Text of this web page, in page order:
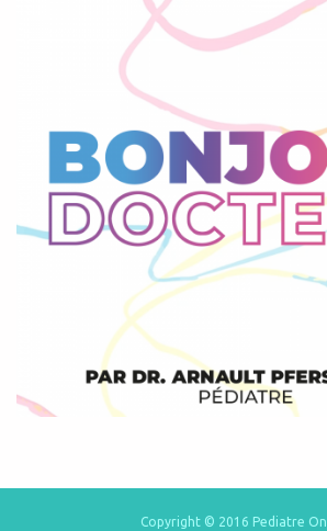
Copyright © 2016 Pediatre